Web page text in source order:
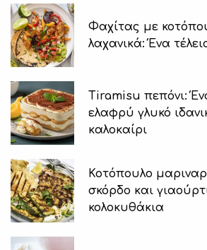
Φαχίτας με
λαχανικά: Ένα
Tiramisu πεπόνι:
ελαφρύ γλυκό
καλοκαίρι
Κοτόπουλο
σκόρδο και
κολοκυθάκια